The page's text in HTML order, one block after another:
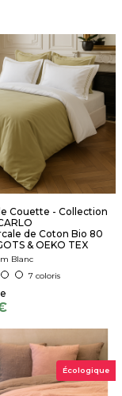
Couette - Collection
de Coton Bio 80
& OEKO TEX
Blanc
7 coloris
Écologique